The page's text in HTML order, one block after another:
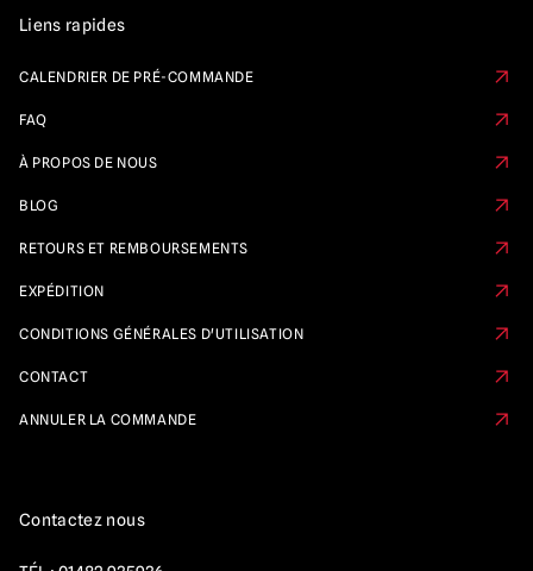
Liens rapides
CALENDRIER DE PRÉ-COMMANDE
FAQ
À PROPOS DE NOUS
BLOG
RETOURS ET REMBOURSEMENTS
EXPÉDITION
CONDITIONS GÉNÉRALES D'UTILISATION
CONTACT
ANNULER LA COMMANDE
Contactez nous